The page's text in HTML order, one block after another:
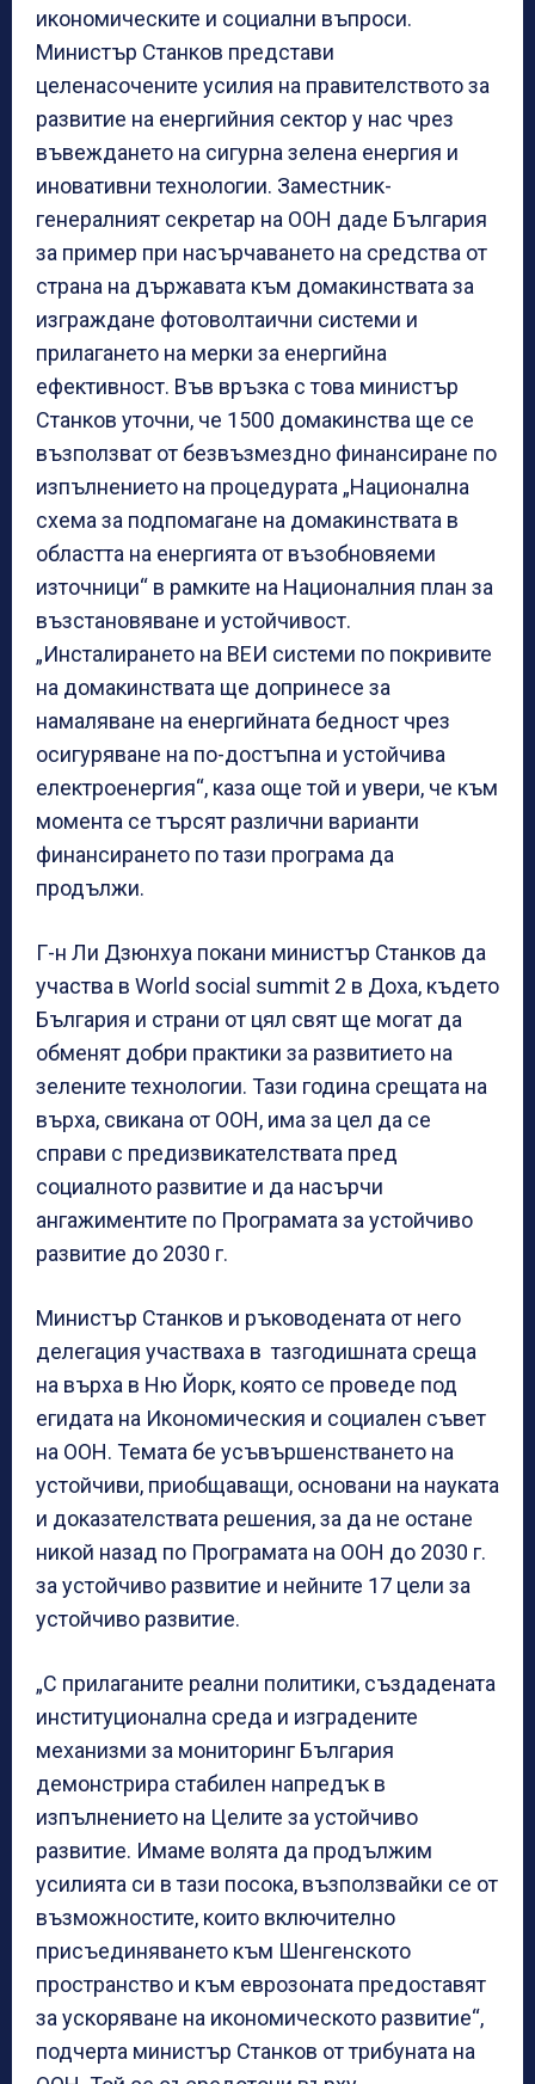
икономическите и социални въпроси.
Министър Станков представи
целенасочените усилия на правителството за
развитие на енергийния сектор у нас чрез
въвеждането на сигурна зелена енергия и
иновативни технологии. Заместник-
генералният секретар на ООН даде България
за пример при насърчаването на средства от
страна на държавата към домакинствата за
изграждане фотоволтаични системи и
прилагането на мерки за енергийна
ефективност. Във връзка с това министър
Станков уточни, че 1500 домакинства ще се
възползват от безвъзмездно финансиране по
изпълнението на процедурата „Национална
схема за подпомагане на домакинствата в
областта на енергията от възобновяеми
източници“ в рамките на Националния план за
възстановяване и устойчивост.
„Инсталирането на ВЕИ системи по покривите
на домакинствата ще допринесе за
намаляване на енергийната бедност чрез
осигуряване на по-достъпна и устойчива
електроенергия“, каза още той и увери, че към
момента се търсят различни варианти
финансирането по тази програма да
продължи.
Г-н Ли Дзюнхуа покани министър Станков да
участва в World social summit 2 в Доха, където
България и страни от цял свят ще могат да
обменят добри практики за развитието на
зелените технологии. Тази година срещата на
върха, свикана от ООН, има за цел да се
справи с предизвикателствата пред
социалното развитие и да насърчи
ангажиментите по Програмата за устойчиво
развитие до 2030 г.
Министър Станков и ръководената от него
делегация участваха в тазгодишната среща
на върха в Ню Йорк, която се проведе под
егидата на Икономическия и социален съвет
на ООН. Темата бе усъвършенстването на
устойчиви, приобщаващи, основани на науката
и доказателствата решения, за да не остане
никой назад по Програмата на ООН до 2030 г.
за устойчиво развитие и нейните 17 цели за
устойчиво развитие.
„С прилаганите реални политики, създадената
институционална среда и изградените
механизми за мониторинг България
демонстрира стабилен напредък в
изпълнението на Целите за устойчиво
развитие. Имаме волята да продължим
усилията си в тази посока, възползвайки се от
възможностите, които включително
присъединяването към Шенгенското
пространство и към еврозоната предоставят
за ускоряване на икономическото развитие“,
подчерта министър Станков от трибуната на